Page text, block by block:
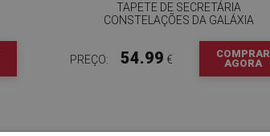
TAPETE DE SECRETÁRIA
CONSTELAÇÕES DA GALÁXIA
PREÇO: 54.99 €
COMPRAR
AGORA